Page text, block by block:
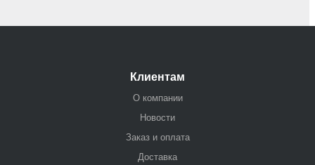
Клиентам
О компании
Новости
Заказ и оплата
Доставка